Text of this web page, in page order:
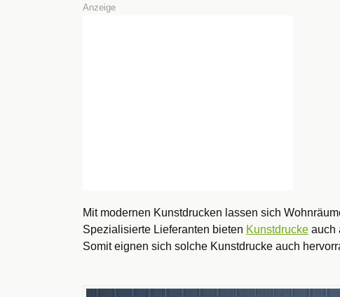
Anzeige
Mit modernen Kunstdrucken lassen sich
Spezialisierte Lieferanten bieten Kunstdrucke auch
Somit eignen sich solche Kunstdrucke auch